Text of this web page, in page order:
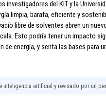
investigadores del KIT y la
limpia, barata, eficiente y
libre de solventes abren un
Esto podría tener un impacto
de energía, y senta las bases para
inteligencia artificial y revisado por un